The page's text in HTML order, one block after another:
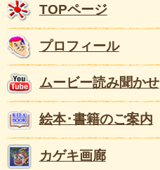
TOPページ
プロフィール
ムービー読み聞かせ
絵本･書籍のご案内
カゲキ画廊